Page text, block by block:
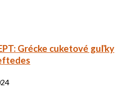
Grécke cuketové guľky